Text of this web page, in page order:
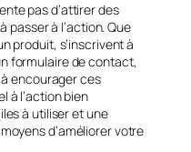
pas d’attirer des
passer à l’action. Que
produit, s’inscrivent à
formulaire de contact,
encourager ces
à l’action bien
à utiliser et une
d’améliorer votre